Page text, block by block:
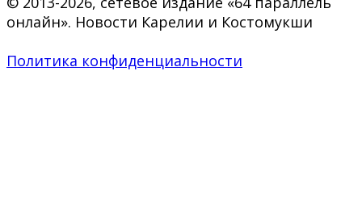
онлайн». Новости Карелии и Костомукши
Политика конфиденциальности